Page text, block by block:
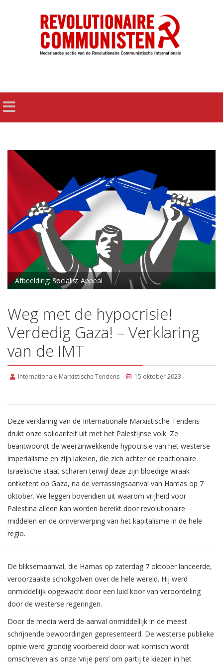
Afbeelding: Socialist Appeal
Weg met de hypocrisie!
Verdedig Gaza! – Verklaring
van de IMT
Internationale Marxistische Tendens 15 oktober 2023
Deze verklaring van de Internationale Marxistische Tendens
drukt onze solidariteit uit met het Palestijnse volk. Ze
beantwoordt de weerzinwekkende hypocrisie van het westerse
imperialisme en zijn lakeien, die zich achter de reactionaire
Israëlische staat scharen terwijl deze zijn bloedige wraak
ontketent op Gaza, na de verrassingsaanval van Hamas op 7
oktober. We leggen bovendien uit waarom vrijheid voor
Palestina alleen kan worden bereikt door revolutionaire
middelen en de omverwerping van het kapitalisme in de hele
regio.
De bliksemaanval, die Hamas op zaterdag 7 oktober lanceerde,
veroorzaakte schokgolven over de hele wereld. Hij werd
onmiddellijk opgewacht door een luid koor van veroordeling
door de westerse regeringen.
Door de media werd de aanval onmiddellijk in de meest
schrijnende bewoordingen gepresenteerd. De westerse publieke
opinie werd grondig voorbereid door wat komisch wordt
omschreven als onze ‘vrije pers’ om partij te kiezen in het